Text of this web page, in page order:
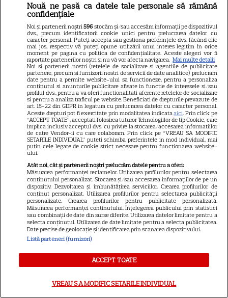
21
SERIALE AMERICANE
Sandra Oh dezvăluie de ce a
plecat din „Anatomia lui Grey”.
Discuția cu Shonda Rhimes
care a schimbat totul pentru
Cristina Yang
ARTICOLE PARTENERI
Nouă ne pasă ca datele tale personale să rămână
confidențiale
Noi și partenerii noștri596 stocăm și/sau accesăm informații pe dispozitivul
dvs., precum identificatorii cookie unici pentru prelucrarea datelor cu
caracter personal. Puteți accepta sau gestiona preferințele dvs. făcând clic
mai jos, respectiv vă puteți opune utilizării unui interes legitim în orice
moment pe pagina cu politica de confidențialitate. Aceste alegeri vor fi
raportate partenerilor noștri și nu vă vor afecta navigarea. Mai multe detalii
Noi si partenerii nostri (retelele de socializare si agentiile de publicitate
partenere, precum si furnizorii nostri de servicii de date analitice) prelucram
date pentru a permite website-ului sa functioneze, pentru a personaliza
continutul si anunturile publicitare afisate in functie de interesele si/sau
profilul dvs., pentru a va oferi functionalitati aferente retelelor de socializare
si pentru a analiza traficul pe website. Beneficiati de drepturile prevazute de
art. 15-22 din GDPR in legatura cu prelucrarea datelor cu caracter personal.
Aceste drepturi pot fi exercitate prin modalitatea indicataaici. Prin click pe
“ACCEPT TOATE”, acceptati folosirea tuturor Tehnologiilor de tip Cookie, care
implica inclusiv acceptul dvs. cu privire la stocarea/accesarea informatiilor
de catre Vendor-ii cu care colaboram. Prin click pe “VREAU SA MODIFIC
SETARILE INDIVIDUAL” puteti schimba preferintele in mod individual, mai
putin cele legate de cookie strict necesare pentru functionarea website-
ului.
Atât noi, cât și partenerii noștri prelucrăm datele pentru a oferi:
Măsurarea performanței reclamelor. Utilizarea profilurilor pentru selectarea
conținutului personalizat. Stocarea și/sau accesarea informațiilor de pe un
dispozitiv. Dezvoltarea și îmbunătățirea serviciilor. Crearea profilurilor de
conținut personalizat. Utilizarea profilurilor pentru selectarea publicității
personalizate. Crearea profilurilor pentru publicitate personalizată.
Măsurarea performanței conținutului. Înțelegerea publicului prin statistici
sau combinații de date din surse diferite. Utilizarea datelor limitate pentru a
selecta conținutul. Utilizarea de date limitate pentru a selecta publicitatea.
Date precise de geolocație și identificarea prin scanarea dispozitivului.
Listă parteneri (furnizori)
ACCEPT TOATE
VREAU SA MODIFIC SETARILE INDIVIDUAL